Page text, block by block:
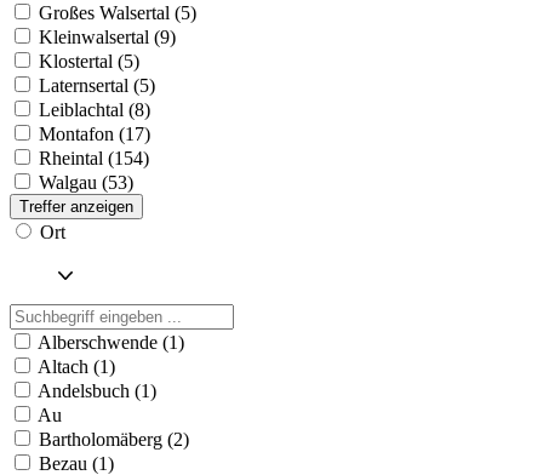
Großes Walsertal (5)
Kleinwalsertal (9)
Klostertal (5)
Laternsertal (5)
Leiblachtal (8)
Montafon (17)
Rheintal (154)
Walgau (53)
Treffer anzeigen
Ort
Alberschwende (1)
Altach (1)
Andelsbuch (1)
Au
Bartholomäberg (2)
Bezau (1)